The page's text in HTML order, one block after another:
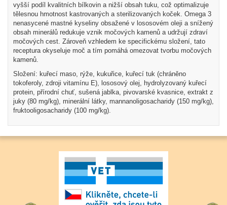
vyšší podíl kvalitních bílkovin a nižší obsah tuku, což optimalizuje
tělesnou hmotnost kastrovaných a sterilizovaných koček. Omega 3
nenasycené mastné kyseliny obsažené v lososovém oleji a snížený
obsah minerálů redukuje vznik močových kamenů a udržují zdraví
močových cest. Zároveň vzhledem ke specifickému složení, tato
receptura okyseluje moč a tím pomáhá omezovat tvorbu močových
kamenů.
Složení: kuřecí maso, rýže, kukuřice, kuřecí tuk (chráněno
tokoferoly, zdroji vitamínu E), lososový olej, hydrolyzovaný kuřecí
protein, přírodní chuť, sušená jablka, pivovarské kvasnice, extrakt z
juky (80 mg/kg), minerální látky, mannanoligosacharidy (150 mg/kg),
fruktooligosacharidy (100 mg/kg).